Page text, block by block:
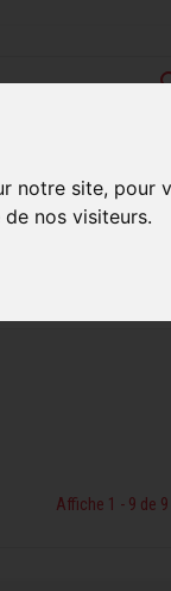
notre site, pour
nos visiteurs.
Affiche 1 - 9 de 9